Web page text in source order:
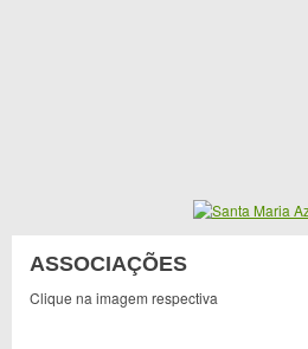
ASSOCIAÇÕES
Clique na imagem respectiva